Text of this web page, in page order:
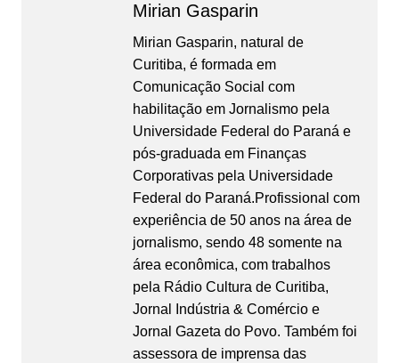
Mirian Gasparin
Mirian Gasparin, natural de
Curitiba, é formada em
Comunicação Social com
habilitação em Jornalismo pela
Universidade Federal do Paraná e
pós-graduada em Finanças
Corporativas pela Universidade
Federal do Paraná.Profissional com
experiência de 50 anos na área de
jornalismo, sendo 48 somente na
área econômica, com trabalhos
pela Rádio Cultura de Curitiba,
Jornal Indústria & Comércio e
Jornal Gazeta do Povo. Também foi
assessora de imprensa das